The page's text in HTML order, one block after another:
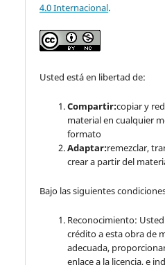
4.0 Internacional.
Usted está en libertad de:
Compartir:copiar y
material en cualquier
formato
Adaptar:remezclar,
crear a partir del
Bajo las siguientes
Reconocimiento:
crédito a esta obra de
adecuada,
enlace a la licencia, e